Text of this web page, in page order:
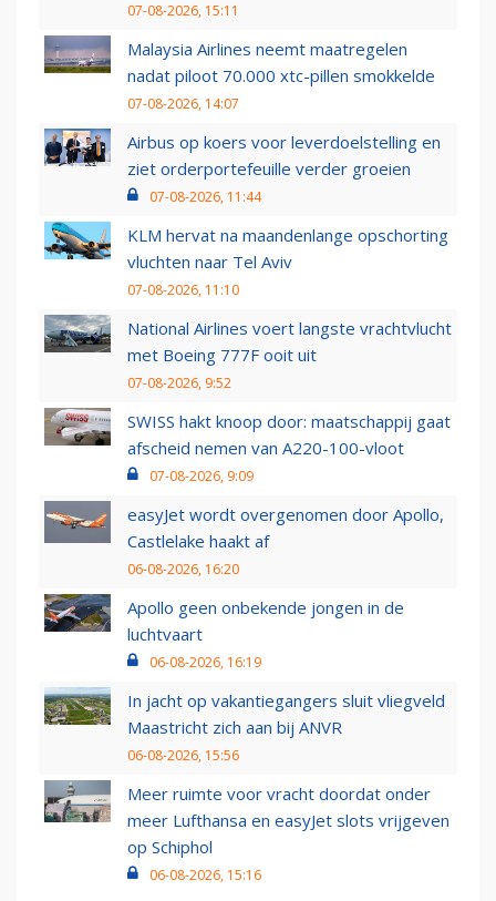
07-08-2026, 15:11
Malaysia Airlines neemt maatregelen
nadat piloot 70.000 xtc-pillen smokkelde
07-08-2026, 14:07
Airbus op koers voor leverdoelstelling en
ziet orderportefeuille verder groeien
07-08-2026, 11:44
KLM hervat na maandenlange opschorting
vluchten naar Tel Aviv
07-08-2026, 11:10
National Airlines voert langste vrachtvlucht
met Boeing 777F ooit uit
07-08-2026, 9:52
SWISS hakt knoop door: maatschappij gaat
afscheid nemen van A220-100-vloot
07-08-2026, 9:09
easyJet wordt overgenomen door Apollo,
Castlelake haakt af
06-08-2026, 16:20
Apollo geen onbekende jongen in de
luchtvaart
06-08-2026, 16:19
In jacht op vakantiegangers sluit vliegveld
Maastricht zich aan bij ANVR
06-08-2026, 15:56
Meer ruimte voor vracht doordat onder
meer Lufthansa en easyJet slots vrijgeven
op Schiphol
06-08-2026, 15:16